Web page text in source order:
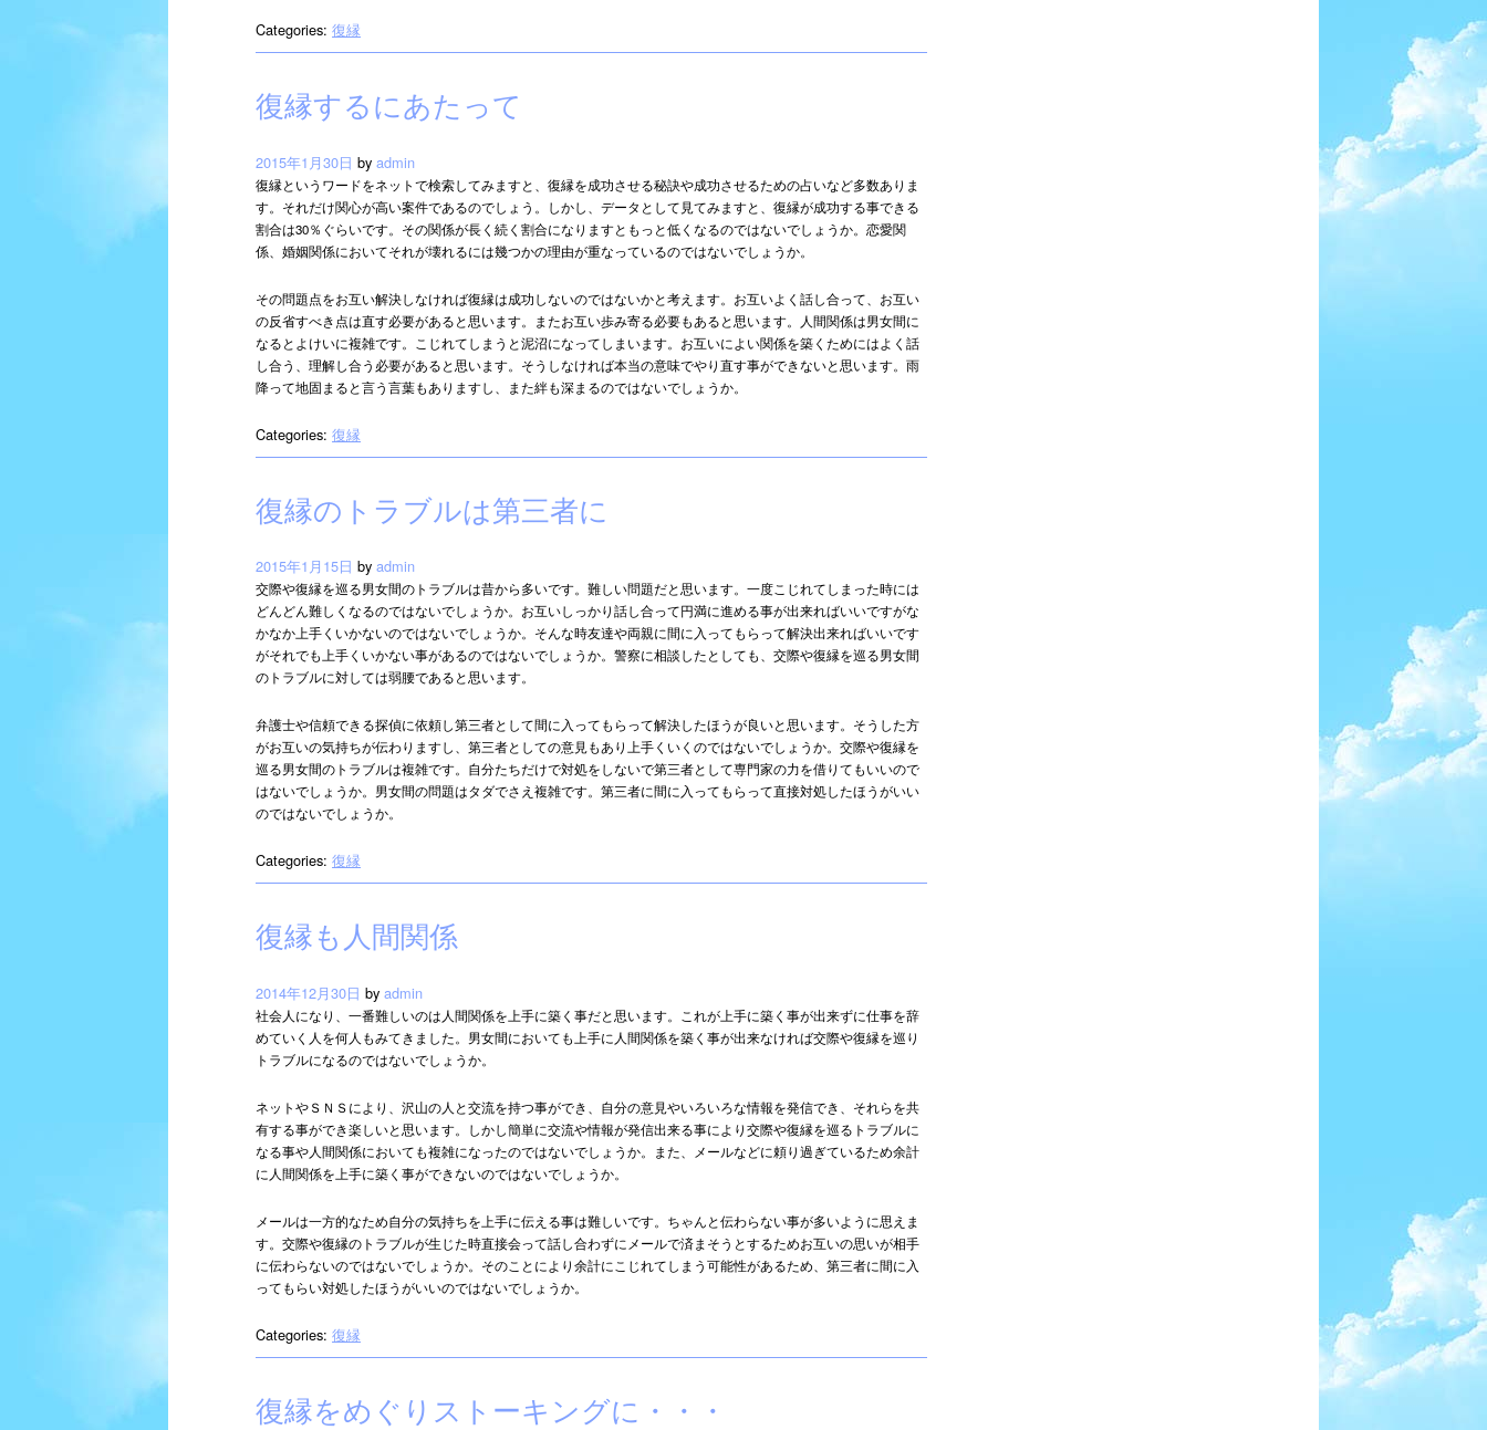
Categories:復縁
復縁するにあたって
2015年1月30日 byadmin
復縁というワードをネットで検索してみますと、復縁を成功させる秘訣や成功させるための占いなど多数ありま
す。それだけ関心が高い案件であるのでしょう。しかし、データとして見てみますと、復縁が成功する事できる
割合は30％ぐらいです。その関係が長く続く割合になりますともっと低くなるのではないでしょうか。恋愛関
係、婚姻関係においてそれが壊れるには幾つかの理由が重なっているのではないでしょうか。
その問題点をお互い解決しなければ復縁は成功しないのではないかと考えます。お互いよく話し合って、お互い
の反省すべき点は直す必要があると思います。またお互い歩み寄る必要もあると思います。人間関係は男女間に
なるとよけいに複雑です。こじれてしまうと泥沼になってしまいます。お互いによい関係を築くためにはよく話
し合う、理解し合う必要があると思います。そうしなければ本当の意味でやり直す事ができないと思います。雨
降って地固まると言う言葉もありますし、また絆も深まるのではないでしょうか。
Categories:復縁
復縁のトラブルは第三者に
2015年1月15日 byadmin
交際や復縁を巡る男女間のトラブルは昔から多いです。難しい問題だと思います。一度こじれてしまった時には
どんどん難しくなるのではないでしょうか。お互いしっかり話し合って円満に進める事が出来ればいいですがな
かなか上手くいかないのではないでしょうか。そんな時友達や両親に間に入ってもらって解決出来ればいいです
がそれでも上手くいかない事があるのではないでしょうか。警察に相談したとしても、交際や復縁を巡る男女間
のトラブルに対しては弱腰であると思います。
弁護士や信頼できる探偵に依頼し第三者として間に入ってもらって解決したほうが良いと思います。そうした方
がお互いの気持ちが伝わりますし、第三者としての意見もあり上手くいくのではないでしょうか。交際や復縁を
巡る男女間のトラブルは複雑です。自分たちだけで対処をしないで第三者として専門家の力を借りてもいいので
はないでしょうか。男女間の問題はタダでさえ複雑です。第三者に間に入ってもらって直接対処したほうがいい
のではないでしょうか。
Categories:復縁
復縁も人間関係
2014年12月30日 byadmin
社会人になり、一番難しいのは人間関係を上手に築く事だと思います。これが上手に築く事が出来ずに仕事を辞
めていく人を何人もみてきました。男女間においても上手に人間関係を築く事が出来なければ交際や復縁を巡り
トラブルになるのではないでしょうか。
ネットやＳＮＳにより、沢山の人と交流を持つ事ができ、自分の意見やいろいろな情報を発信でき、それらを共
有する事ができ楽しいと思います。しかし簡単に交流や情報が発信出来る事により交際や復縁を巡るトラブルに
なる事や人間関係においても複雑になったのではないでしょうか。また、メールなどに頼り過ぎているため余計
に人間関係を上手に築く事ができないのではないでしょうか。
メールは一方的なため自分の気持ちを上手に伝える事は難しいです。ちゃんと伝わらない事が多いように思えま
す。交際や復縁のトラブルが生じた時直接会って話し合わずにメールで済まそうとするためお互いの思いが相手
に伝わらないのではないでしょうか。そのことにより余計にこじれてしまう可能性があるため、第三者に間に入
ってもらい対処したほうがいいのではないでしょうか。
Categories:復縁
復縁をめぐりストーキングに・・・